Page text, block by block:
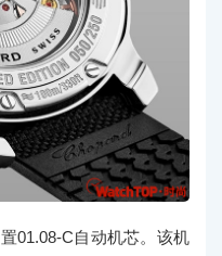
01.08-C自动机芯。该机